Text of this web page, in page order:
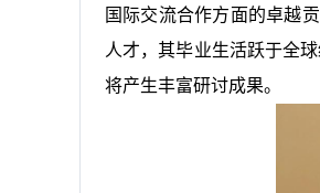
国际交流合作方面的卓越
人才，其毕业生活跃于全
将产生丰富研讨成果。